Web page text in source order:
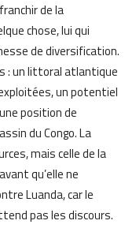
de la
chose, lui qui
de diversification.
: un littoral atlantique
un potentiel
position de
du Congo. La
mais celle de la
qu’elle ne
Luanda, car le
pas les discours.